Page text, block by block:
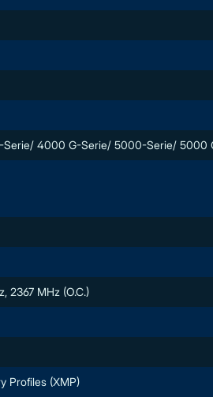
4000 G-Serie/ 5000-Serie/ 5000
2367 MHz (O.C.)
Profiles (XMP)